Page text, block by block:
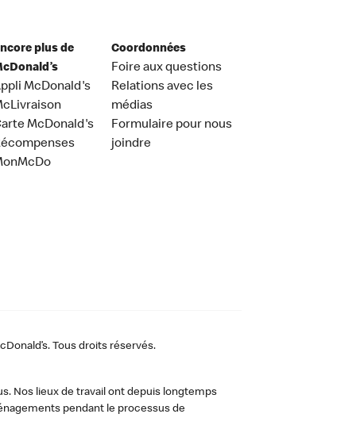
plus de
McDonald's
McDonald's
Coordonnées
Foire aux questions
Relations avec les
médias
Formulaire pour nous
joindre
Tous droits réservés.
Nos lieux de travail ont depuis longtemps
pendant le processus de